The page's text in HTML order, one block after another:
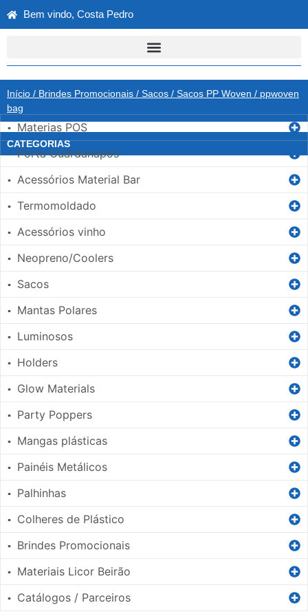
Bem vindo, Costa Pedro
Início / Brindes Promocionais / Sacos / Sacos PP Woven / ppwoven
bag
CATEGORIAS
▪ Materias POS
▪ Porta Guardanapos
▪ Acessórios Material Bar
▪ Termomoldado
▪ Acessórios vinho
▪ Neopreno/Coolers
▪ Sacos
▪ Mantas Polares
▪ Luminosos
▪ Holders
▪ Glow Materials
▪ Party Poppers
▪ Mangas plásticas
▪ Painéis Metálicos
▪ Palhinhas
▪ Colheres de Plástico
▪ Brindes Promocionais
▪ Materiais Licor Beirão
▪ Catálogos / Parceiros